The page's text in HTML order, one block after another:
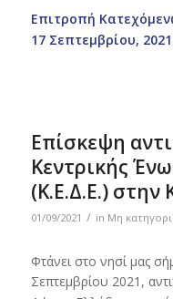
Επιτροπή
17 Σεπτεμβρίου, 2021
Επίσκεψη
Κεντρικής
(Κ.Ε.Δ.Ε.) στην
01/09/2021 / in Μη
Φτάνει στο νησί μας
Σεπτεμβρίου 2021,